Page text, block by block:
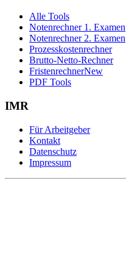
Alle Tools
Notenrechner 1. Examen
Notenrechner 2. Examen
Prozesskostenrechner
Brutto-Netto-Rechner
FristenrechnerNew
PDF Tools
IMR
Für Arbeitgeber
Kontakt
Datenschutz
Impressum